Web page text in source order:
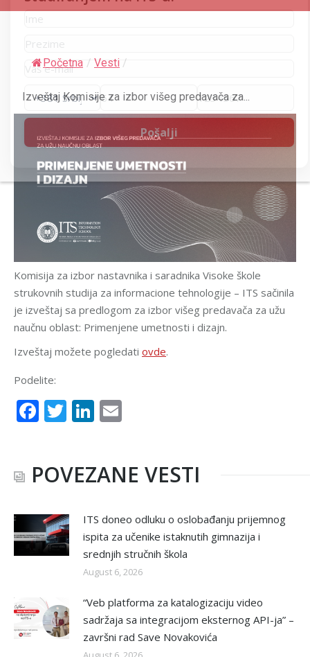
Početna / Vesti /
Izveštaj Komisije za izbor višeg predavača za...
Komisija za izbor nastavnika i saradnika Visoke škole
strukovnih studija za informacione tehnologije – ITS sačinila
je izveštaj sa predlogom za izbor višeg predavača za užu
naučnu oblast: Primenjene umetnosti i dizajn.
Izveštaj možete pogledati ovde.
Podelite:
Facebook
TwitterLinkedIn
POVEZANE VESTI
ITS doneo odluku o oslobađanju prijemnog
ispita za učenike istaknutih gimnazija i
srednjih stručnih škola
August 6, 2026
“Veb platforma za katalogizaciju video
sadržaja sa integracijom eksternog API-ja” –
završni rad Save Novakovića